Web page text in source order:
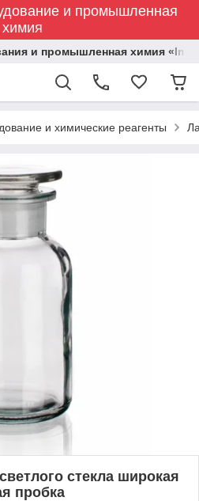
и промышленная
химия
и промышленная химия
и химические реагенты
стекла широкая
пробка